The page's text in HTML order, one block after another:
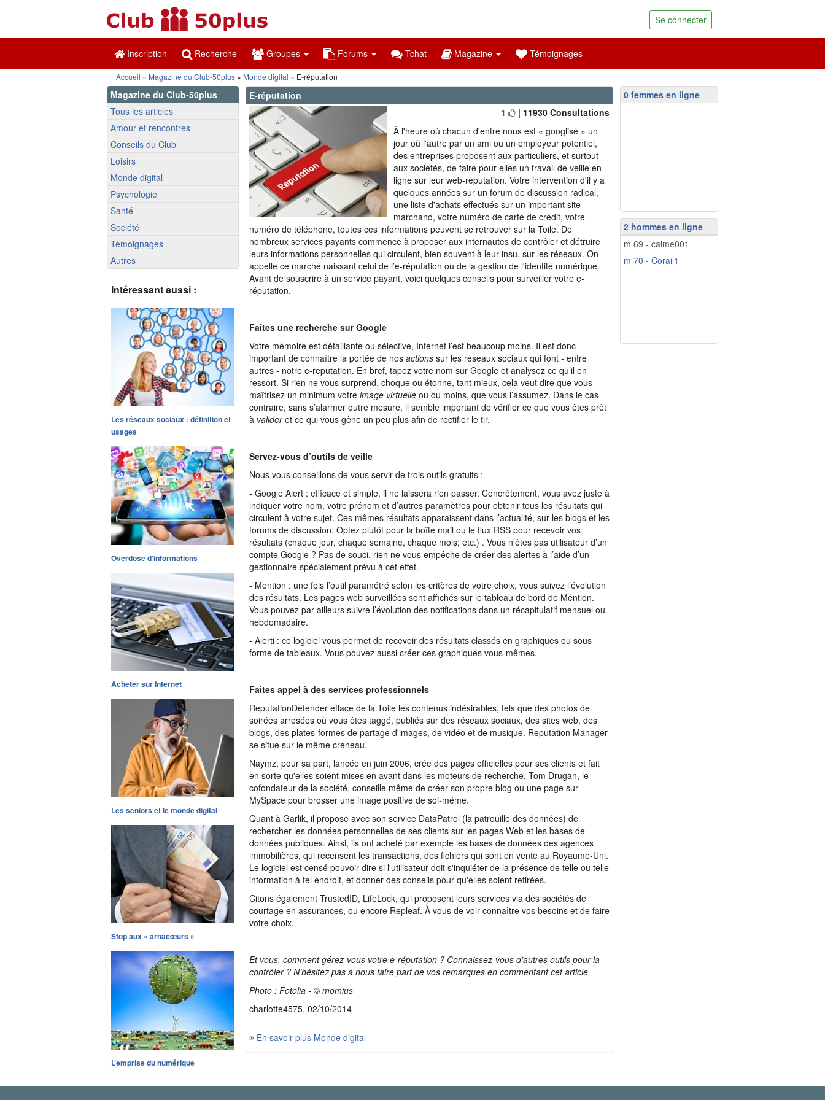
Se connecter
Inscription Recherche Groupes Forums Tchat Magazine Témoignages
Accueil » Magazine du Club-50plus » Monde digital » E-réputation
Magazine du Club-50plus
Tous les articles
Amour et rencontres
Conseils du Club
Loisirs
Monde digital
Psychologie
Santé
Société
Témoignages
Autres
Intéressant aussi :
Les réseaux sociaux : définition et
usages
Overdose d'informations
Acheter sur Internet
Les seniors et le monde digital
Stop aux « arnacœurs »
L’emprise du numérique
E-réputation
1
| 11930 Consultations
À l'heure où chacun d'entre nous est « googlisé » un
jour où l'autre par un ami ou un employeur potentiel,
des entreprises proposent aux particuliers, et surtout
aux sociétés, de faire pour elles un travail de veille en
ligne sur leur web-réputation. Votre intervention d'il y a
quelques années sur un forum de discussion radical,
une liste d'achats effectués sur un important site
marchand, votre numéro de carte de crédit, votre
numéro de téléphone, toutes ces informations peuvent se retrouver sur la Toile. De
nombreux services payants commence à proposer aux internautes de contrôler et détruire
leurs informations personnelles qui circulent, bien souvent à leur insu, sur les réseaux. On
appelle ce marché naissant celui de l’e-réputation ou de la gestion de l'identité numérique.
Avant de souscrire à un service payant, voici quelques conseils pour surveiller votre e-
réputation.
Faîtes une recherche sur Google
Votre mémoire est défaillante ou sélective, Internet l’est beaucoup moins. Il est donc
important de connaître la portée de nos actions sur les réseaux sociaux qui font - entre
autres - notre e-reputation. En bref, tapez votre nom sur Google et analysez ce qu’il en
ressort. Si rien ne vous surprend, choque ou étonne, tant mieux, cela veut dire que vous
maîtrisez un minimum votre image virtuelle ou du moins, que vous l’assumez. Dans le cas
contraire, sans s’alarmer outre mesure, il semble important de vérifier ce que vous êtes prêt
à valideret ce qui vous gêne un peu plus afin de rectifier le tir.
Servez-vous d’outils de veille
Nous vous conseillons de vous servir de trois outils gratuits :
- Google Alert : efficace et simple, il ne laissera rien passer. Concrètement, vous avez juste à
indiquer votre nom, votre prénom et d’autres paramètres pour obtenir tous les résultats qui
circulent à votre sujet. Ces mêmes résultats apparaissent dans l’actualité, sur les blogs et les
forums de discussion. Optez plutôt pour la boîte mail ou le flux RSS pour recevoir vos
résultats (chaque jour, chaque semaine, chaque mois; etc.) . Vous n’êtes pas utilisateur d’un
compte Google ? Pas de souci, rien ne vous empêche de créer des alertes à l’aide d’un
gestionnaire spécialement prévu à cet effet.
- Mention : une fois l’outil paramétré selon les critères de votre choix, vous suivez l’évolution
des résultats. Les pages web surveillées sont affichés sur le tableau de bord de Mention.
Vous pouvez par ailleurs suivre l’évolution des notifications dans un récapitulatif mensuel ou
hebdomadaire.
- Alerti : ce logiciel vous permet de recevoir des résultats classés en graphiques ou sous
forme de tableaux. Vous pouvez aussi créer ces graphiques vous-mêmes.
Faites appel à des services professionnels
ReputationDefender efface de la Toile les contenus indésirables, tels que des photos de
soirées arrosées où vous êtes taggé, publiés sur des réseaux sociaux, des sites web, des
blogs, des plates-formes de partage d'images, de vidéo et de musique. Reputation Manager
se situe sur le même créneau.
Naymz, pour sa part, lancée en juin 2006, crée des pages officielles pour ses clients et fait
en sorte qu'elles soient mises en avant dans les moteurs de recherche. Tom Drugan, le
cofondateur de la société, conseille même de créer son propre blog ou une page sur
MySpace pour brosser une image positive de soi-même.
Quant à Garlik, il propose avec son service DataPatrol (la patrouille des données) de
rechercher les données personnelles de ses clients sur les pages Web et les bases de
données publiques. Ainsi, ils ont acheté par exemple les bases de données des agences
immobilières, qui recensent les transactions, des fichiers qui sont en vente au Royaume-Uni.
Le logiciel est censé pouvoir dire si l'utilisateur doit s'inquiéter de la présence de telle ou telle
information à tel endroit, et donner des conseils pour qu'elles soient retirées.
Citons également TrustedID, LifeLock, qui proposent leurs services via des sociétés de
courtage en assurances, ou encore Repleaf. À vous de voir connaître vos besoins et de faire
votre choix.
Et vous, comment gérez-vous votre e-réputation ? Connaissez-vous d’autres outils pour la
contrôler ? N’hésitez pas à nous faire part de vos remarques en commentant cet article.
Photo : Fotolia - © momius
charlotte4575, 02/10/2014
En savoir plus Monde digital
0 femmes en ligne
2 hommes en ligne
m 69 - calme001
m 70 - Corail1